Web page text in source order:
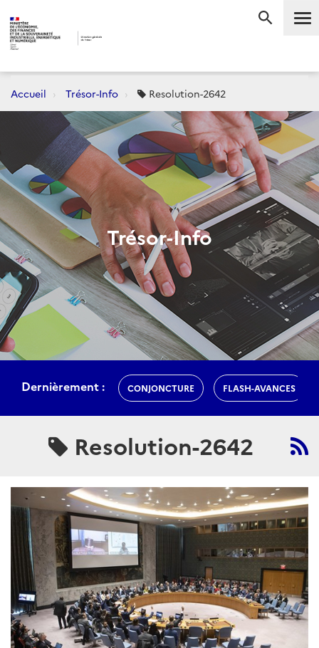
Accueil Trésor-Info Resolution-2642
Trésor-Info
Dernièrement : CONJONCTURE FLASH-AVANCES
Resolution-2642